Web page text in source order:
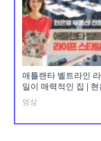
애틀랜타 벨트라인
일이 매력적인 집 |
영상